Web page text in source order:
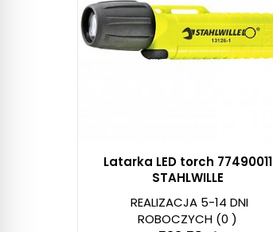
Latarka LED torch 77490011
STAHLWILLE
REALIZACJA 5-14 DNI
ROBOCZYCH (0 )